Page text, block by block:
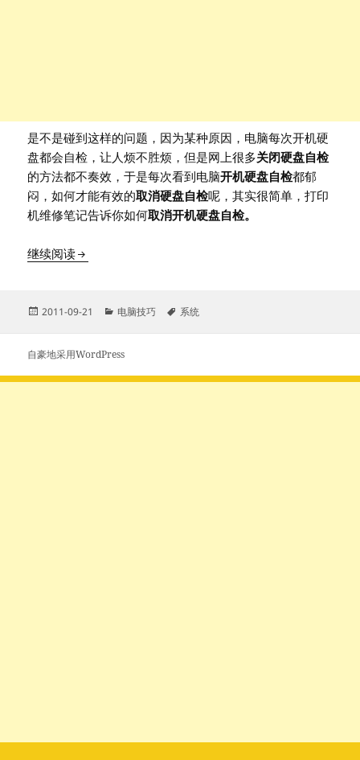
是不是碰到这样的问题，因为某种原因，电脑每次开机硬
盘都会自检，让人烦不胜烦，但是网上很多关闭硬盘自检
的方法都不奏效，于是每次看到电脑开机硬盘自检都郁
闷，如何才能有效的取消硬盘自检呢，其实很简单，打印
机维修笔记告诉你如何取消开机硬盘自检。
继续阅读完美解决电脑每次开机硬盘自检的方法
发
2011-09-21
分
电脑技巧
标
系统
自豪地采用WordPress